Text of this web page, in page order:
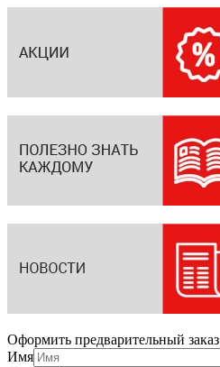
Оформить предварительный заказ
Имя